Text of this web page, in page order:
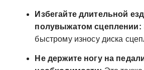
Избегайте длительной
полувыжатом сцеплении:
быстрому износу диска
Не держите ногу на